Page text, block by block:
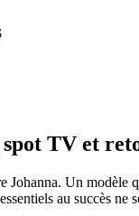
TV et
Johanna. Un modèle
au succès